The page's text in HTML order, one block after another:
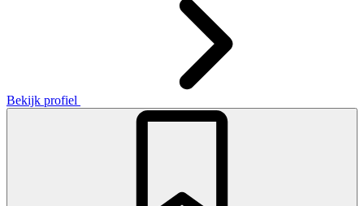
Bekijk profiel